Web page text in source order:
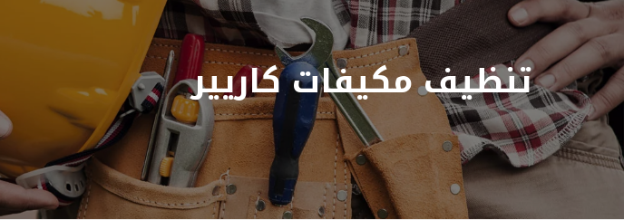
تنظيف مكيفات كاريير